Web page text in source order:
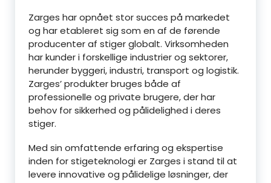
Zarges har opnået stor succes på markedet
og har etableret sig som en af de førende
producenter af stiger globalt. Virksomheden
har kunder i forskellige industrier og sektorer,
herunder byggeri, industri, transport og logistik.
Zarges’ produkter bruges både af
professionelle og private brugere, der har
behov for sikkerhed og pålidelighed i deres
stiger.
Med sin omfattende erfaring og ekspertise
inden for stigeteknologi er Zarges i stand til at
levere innovative og pålidelige løsninger, der